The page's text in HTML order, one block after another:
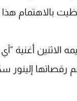
بالاهتمام
أغنية
رقصاتها